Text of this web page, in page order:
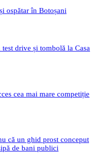
ospătar în Botoșani
drive și tombolă la Casa
cea mai mare competiție
că un ghid prost conceput
de bani publici